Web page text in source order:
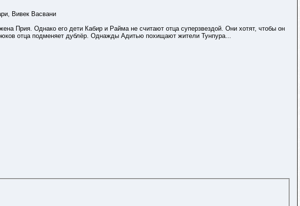
Вивек Васвани
Прия. Однако его дети Кабир и Райма не считают отца суперзвездой. Они хотят, чтобы он
отца подменяет дублёр. Однажды Адитью похищают жители Тунпура...